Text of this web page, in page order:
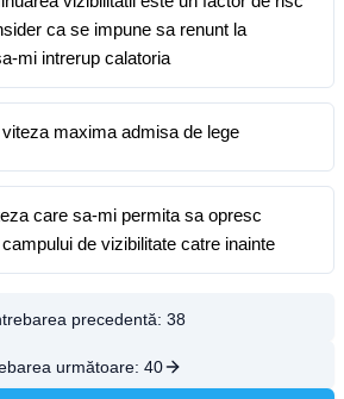
ca se impune sa renunt la
mi intrerup calatoria
maxima admisa de lege
care sa-mi permita sa opresc
de vizibilitate catre inainte
precedentă: 38
următoare: 40